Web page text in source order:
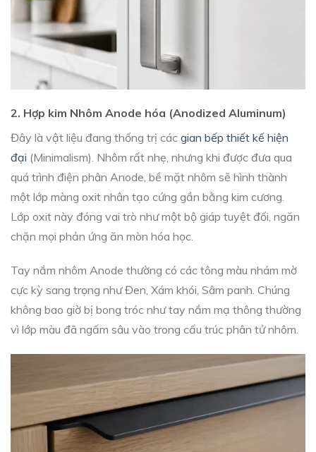
2. Hợp kim Nhôm Anode hóa (Anodized Aluminum)
Đây là vật liệu đang thống trị các gian bếp thiết kế hiện
đại (Minimalism). Nhôm rất nhẹ, nhưng khi được đưa qua
quá trình điện phân Anode, bề mặt nhôm sẽ hình thành
một lớp màng oxit nhân tạo cứng gần bằng kim cương.
Lớp oxit này đóng vai trò như một bộ giáp tuyệt đối, ngăn
chặn mọi phản ứng ăn mòn hóa học.
Tay nắm nhôm Anode thường có các tông màu nhám mờ
cực kỳ sang trọng như Đen, Xám khói, Sâm panh. Chúng
không bao giờ bị bong tróc như tay nắm mạ thông thường
vì lớp màu đã ngấm sâu vào trong cấu trúc phân tử nhôm.